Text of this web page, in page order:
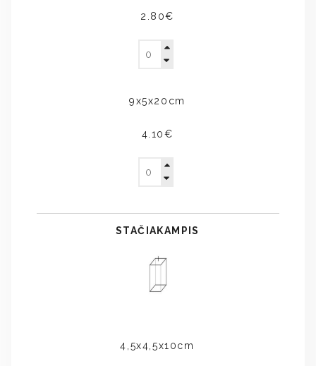
2.80€
9x5x20cm
4.10€
STAČIAKAMPIS
4,5x4,5x10cm